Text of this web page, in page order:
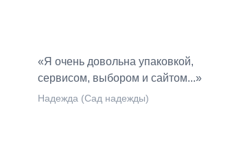
«Я очень довольна упаковкой,
сервисом, выбором и сайтом...»
Надежда (Сад надежды)